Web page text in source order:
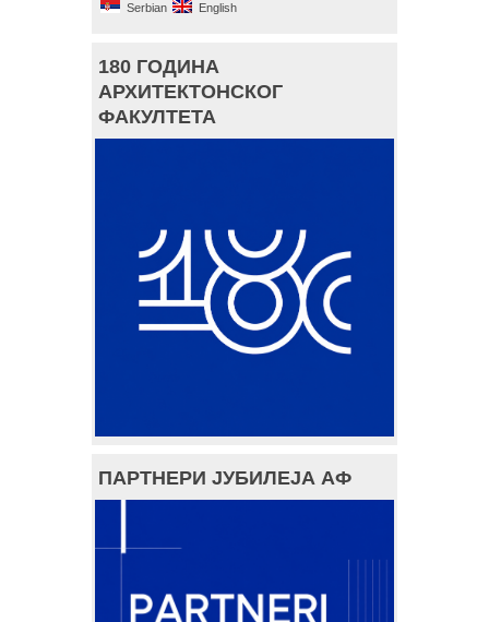
Serbian English
180 ГОДИНА
АРХИТЕКТОНСКОГ
ФАКУЛТЕТА
ПАРТНЕРИ ЈУБИЛЕЈА АФ